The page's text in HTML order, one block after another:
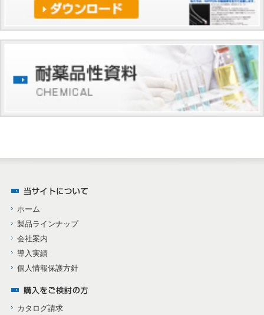
ホーム
製品ラインナップ
会社案内
導入実績
個人情報保護方針
カタログ請求